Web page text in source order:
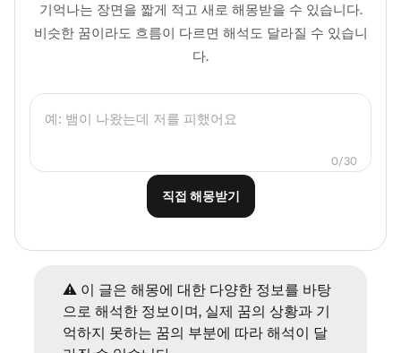
기억나는 장면을 짧게 적고 새로 해몽받을 수 있습니다.
비슷한 꿈이라도 흐름이 다르면 해석도 달라질 수 있습니
다.
0/30
직접 해몽받기
⚠️ 이 글은 해몽에 대한 다양한 정보를 바탕
으로 해석한 정보이며, 실제 꿈의 상황과 기
억하지 못하는 꿈의 부분에 따라 해석이 달